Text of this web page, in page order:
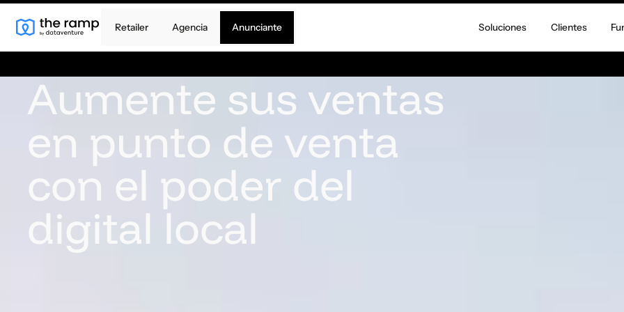
Retailer Agencia Anunciante Soluciones Clientes
Aumente sus ventas
en punto de venta
con el poder del
digital local